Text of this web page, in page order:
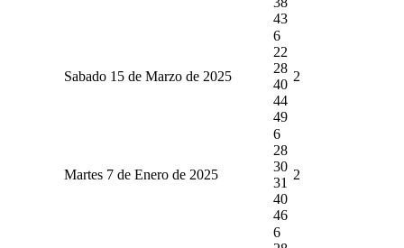
43
Sabado 15 de Marzo de 2025
6
22
28
40
44
49
2
Martes 7 de Enero de 2025
6
28
30
31
40
46
2
6